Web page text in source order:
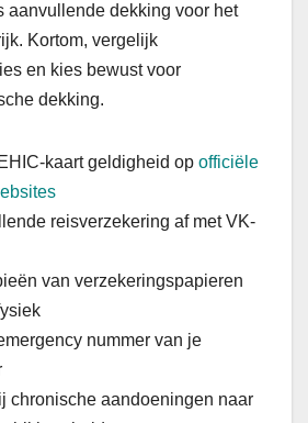
aanvullende dekking voor het
Kortom, vergelijk
en kies bewust voor
dekking.
kaart geldigheid op officiële
reisverzekering af met VK-
van verzekeringspapieren
nummer van je
chronische aandoeningen naar